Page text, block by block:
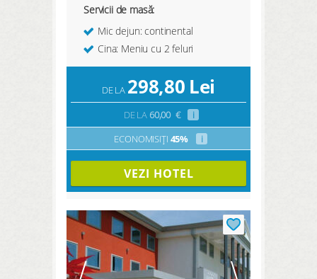
Servicii de masă:
Mic dejun: continental
Cina: Meniu cu 2 feluri
DE LA 298,80 Lei
DE LA60,00 €
i
ECONOMISIȚI 45% i
VEZI HOTEL